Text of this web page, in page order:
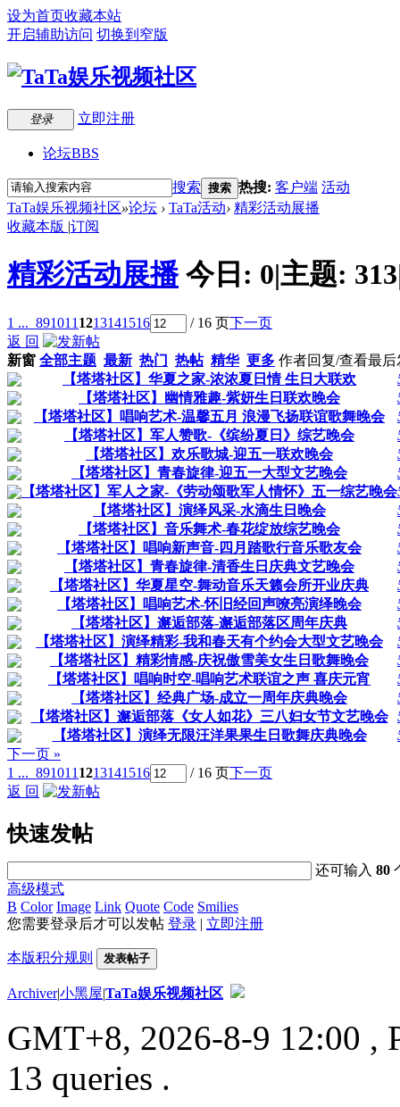
设为首页收藏本站
开启辅助访问 切换到窄版
登录 立即注册
论坛BBS
搜索 搜索 热搜: 客户端 活动
TaTa娱乐视频社区»论坛 › TaTa活动› 精彩活动展播
收藏本版 |订阅
精彩活动展播 今日: 0|主题: 313
1 ... 891011 1213141516 / 16 页下一页
返 回
新窗 全部主题 最新 热门 热帖 精华 更多 作者回复/查看最后
【塔塔社区】华夏之家-浓浓夏日情 生日大联欢
【塔塔社区】幽情雅趣-紫妍生日联欢晚会
【塔塔社区】唱响艺术-温馨五月 浪漫飞扬联谊歌舞晚会
【塔塔社区】军人赞歌-《缤纷夏日》综艺晚会
【塔塔社区】欢乐歌城-迎五一联欢晚会
【塔塔社区】青春旋律-迎五一大型文艺晚会
【塔塔社区】军人之家-《劳动颂歌军人情怀》五一综艺晚会
【塔塔社区】演绎风采-水滴生日晚会
【塔塔社区】音乐舞术-春花绽放综艺晚会
【塔塔社区】唱响新声音-四月踏歌行音乐歌友会
【塔塔社区】青春旋律-清香生日庆典文艺晚会
【塔塔社区】华夏星空-舞动音乐天籁会所开业庆典
【塔塔社区】唱响艺术-怀旧经回声嘹亮演绎晚会
【塔塔社区】邂逅部落-邂逅部落区周年庆典
【塔塔社区】演绎精彩-我和春天有个约会大型文艺晚会
【塔塔社区】精彩情感-庆祝傲雪美女生日歌舞晚会
【塔塔社区】唱响时空-唱响艺术联谊之声 喜庆元宵
【塔塔社区】经典广场-成立一周年庆典晚会
【塔塔社区】邂逅部落《女人如花》三八妇女节文艺晚会
【塔塔社区】演绎无限汪洋果果生日歌舞庆典晚会
下一页 »
1 ... 891011 1213141516 / 16 页下一页
返 回
快速发帖
还可输入80
高级模式
B Color Image Link Quote Code Smilies
您需要登录后才可以发帖 登录 | 立即注册
本版积分规则 发表帖子
Archiver|小黑屋|TaTa娱乐视频社区
GMT+8, 2026-8-9 12:00 ,
13 queries .